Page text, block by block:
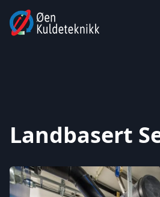
Landbasert